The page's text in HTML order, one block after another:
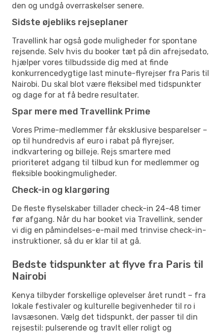
den og undgå overraskelser senere.
Sidste øjebliks rejseplaner
Travellink har også gode muligheder for spontane
rejsende. Selv hvis du booker tæt på din afrejsedato,
hjælper vores tilbudsside dig med at finde
konkurrencedygtige last minute-flyrejser fra Paris til
Nairobi. Du skal blot være fleksibel med tidspunkter
og dage for at få bedre resultater.
Spar mere med Travellink Prime
Vores Prime-medlemmer får eksklusive besparelser –
op til hundredvis af euro i rabat på flyrejser,
indkvartering og billeje. Rejs smartere med
prioriteret adgang til tilbud kun for medlemmer og
fleksible bookingmuligheder.
Check-in og klargøring
De fleste flyselskaber tillader check-in 24-48 timer
før afgang. Når du har booket via Travellink, sender
vi dig en påmindelses-e-mail med trinvise check-in-
instruktioner, så du er klar til at gå.
Bedste tidspunkter at flyve fra Paris til
Nairobi
Kenya tilbyder forskellige oplevelser året rundt – fra
lokale festivaler og kulturelle begivenheder til ro i
lavsæsonen. Vælg det tidspunkt, der passer til din
rejsestil: pulserende og travlt eller roligt og